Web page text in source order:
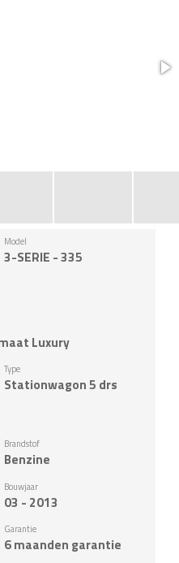
Model
3-SERIE - 335
Luxury
Type
Stationwagon 5 drs
Brandstof
Benzine
Bouwjaar
03 - 2013
Garantie
6 maanden garantie